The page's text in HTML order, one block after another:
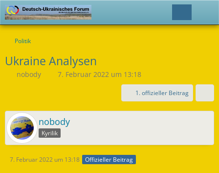
Politik
Ukraine Analysen
nobody 7. Februar 2022 um 13:18
1. offizieller Beitrag
nobody
Kyrilik
7. Februar 2022 um 13:18 Offizieller Beitrag